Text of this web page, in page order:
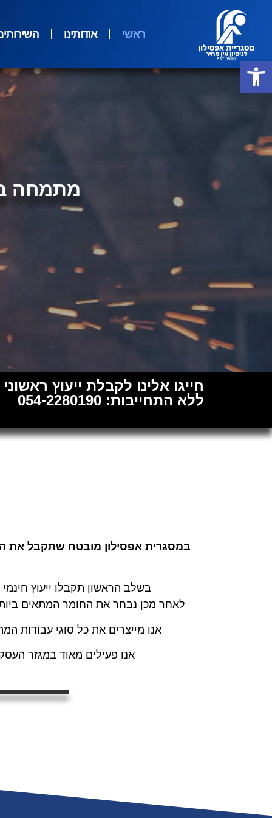
ראשי אודותינו
מתמחה
חייגו אלינו לקבלת ייעוץ ראשוני
ללא התחייבות: 054-2280190
במסגרית אפסילון מובטח שתקבל את
בשלב הראשון תקבלו ייעוץ
לאחר מכן נבחר את החומר המתאים
אנו מייצרים את כל סוגי עבודות
אנו פעילים מאוד במגזר
פתח סרגל נגישות